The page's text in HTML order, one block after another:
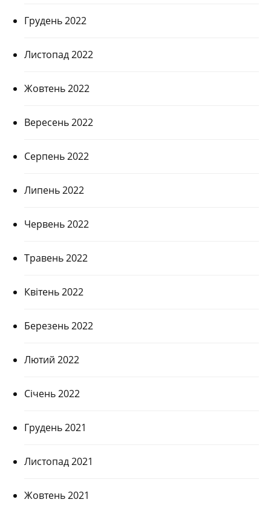
Грудень 2022
Листопад 2022
Жовтень 2022
Вересень 2022
Серпень 2022
Липень 2022
Червень 2022
Травень 2022
Квітень 2022
Березень 2022
Лютий 2022
Січень 2022
Грудень 2021
Листопад 2021
Жовтень 2021